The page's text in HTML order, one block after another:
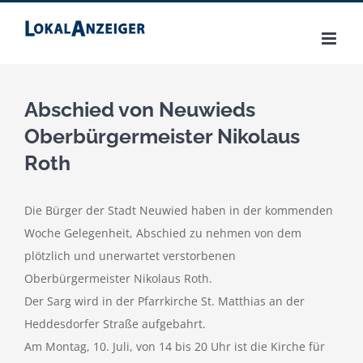
Inhalt
Abschied von Neuwieds
Oberbürgermeister Nikolaus
Roth
Die Bürger der Stadt Neuwied haben in der kommenden
Woche Gelegenheit, Abschied zu nehmen von dem
plötzlich und unerwartet verstorbenen
Oberbürgermeister Nikolaus Roth.
Der Sarg wird in der Pfarrkirche St. Matthias an der
Heddesdorfer Straße aufgebahrt.
Am Montag, 10. Juli, von 14 bis 20 Uhr ist die Kirche für